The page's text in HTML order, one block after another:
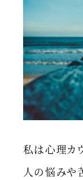
私は心理カ
人の悩みや